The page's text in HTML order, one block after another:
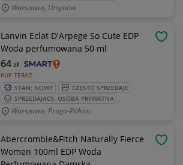
Warszawa, Ursynów
Lanvin Eclat D'Arpege So Cute EDP
Woda perfumowana 50 ml
KUP TERAZ
64zł
STAN: NOWY
CZĘSTO SPRZEDAJE
SPRZEDAJĄCY: OSOBA PRYWATNA
Warszawa, Praga-Północ
Abercrombie&Fitch Naturally Fierce
Women 100ml EDP Woda